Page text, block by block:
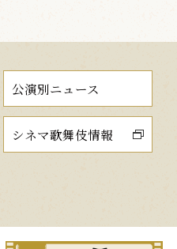
公演別ニュース
シネマ歌舞伎情報